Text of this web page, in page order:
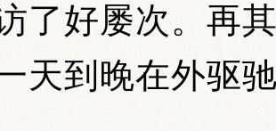
了好屡次。再
天到晚在外驱